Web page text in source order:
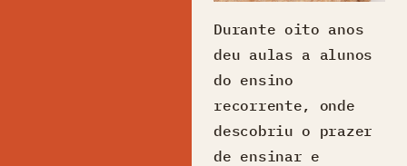
Durante oito anos
deu aulas a alunos
do ensino
recorrente, onde
descobriu o prazer
de ensinar e